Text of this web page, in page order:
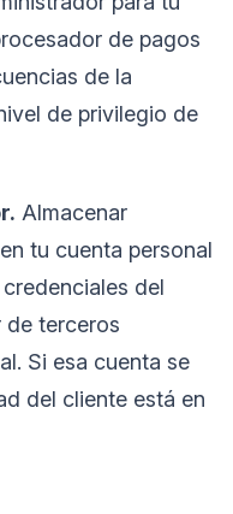
de pagos
de la
de privilegio de
Almacenar
tu cuenta personal
del
de terceros
Si esa cuenta se
del cliente está en